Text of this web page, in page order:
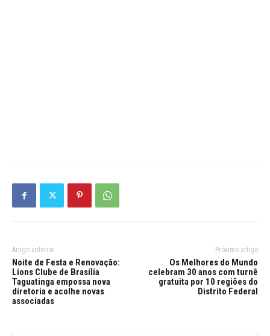
Artigo anterior
Noite de Festa e Renovação:
Lions Clube de Brasília
Taguatinga empossa nova
diretoria e acolhe novas
associadas
Próximo artigo
Os Melhores do Mundo
celebram 30 anos com turnê
gratuita por 10 regiões do
Distrito Federal